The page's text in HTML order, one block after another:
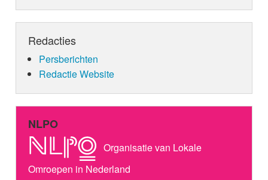
Redacties
Persberichten
Redactie Website
NLPO
Organisatie van Lokale
Omroepen in Nederland